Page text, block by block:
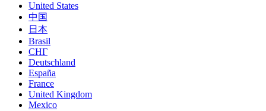
United States
中国
日本
Brasil
СНГ
Deutschland
España
France
United Kingdom
Mexico